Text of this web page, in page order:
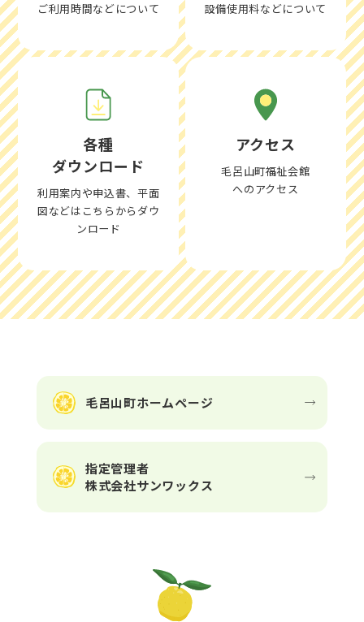
ご利用時間などについて
設備使用料などについて
各種
ダウンロード
利用案内や申込書、平面
図などはこちらからダウ
ンロード
アクセス
毛呂山町福祉会館
へのアクセス
毛呂山町ホームページ
指定管理者
株式会社サンワックス